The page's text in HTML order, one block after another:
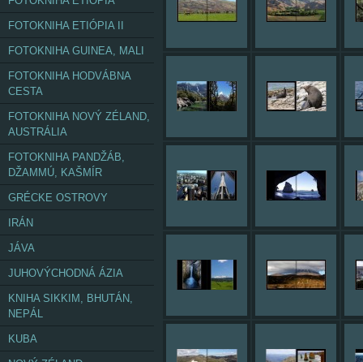
FOTOKNIHA ETIÓPIA II
FOTOKNIHA GUINEA, MALI
FOTOKNIHA HODVÁBNA
CESTA
FOTOKNIHA NOVÝ ZÉLAND,
AUSTRÁLIA
FOTOKNIHA PANDŽÁB,
DŽAMMÚ, KAŠMÍR
GRÉCKE OSTROVY
IRÁN
JÁVA
JUHOVÝCHODNÁ ÁZIA
KNIHA SIKKIM, BHUTÁN,
NEPÁL
KUBA